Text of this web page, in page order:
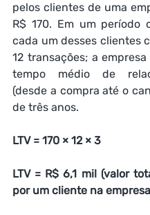
pelos clientes de uma
R$ 170. Em um período
cada um desses clientes
12 transações; a
tempo médio de
(desde a compra até o
de três anos.
LTV = 170 × 12 × 3
LTV = R$ 6,1 mil (valor
por um cliente na